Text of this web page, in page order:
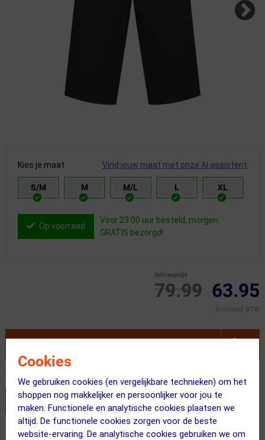
Cookies
We gebruiken cookies (en vergelijkbare technieken) om het
shoppen nog makkelijker en persoonlijker voor jou te
maken. Functionele en analytische cookies plaatsen we
altijd. De functionele cookies zorgen voor de beste
website-ervaring. De analytische cookies gebruiken we om
Kies je maat Vind jouw maat met onze AI assistent
S/M M M/L L XL
Op voorraad
Voor 23:00 uur besteld, morgen
GRATIS bezorgd!
79.99
Adviesprijs
63.95
Inclusief BTW
Stel je productvragen aan onze AI assistent
Gratis bezorging & retourneren